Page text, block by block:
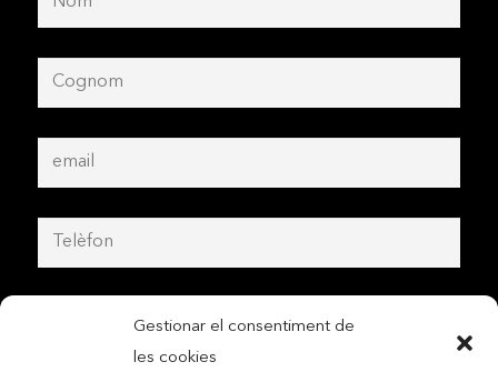
Gestionar el consentiment de
les cookies